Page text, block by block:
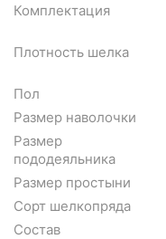
Комплектация
Плотность шелка
Пол
Размер наволочки
Размер
пододеяльника
Размер простыни
Сорт шелкопряда
Состав